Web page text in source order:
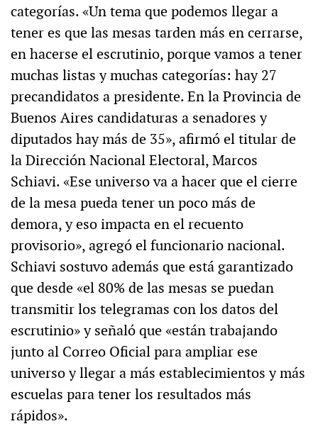
categorías. «Un tema que podemos llegar a
tener es que las mesas tarden más en cerrarse,
en hacerse el escrutinio, porque vamos a tener
muchas listas y muchas categorías: hay 27
precandidatos a presidente. En la Provincia de
Buenos Aires candidaturas a senadores y
diputados hay más de 35», afirmó el titular de
la Dirección Nacional Electoral, Marcos
Schiavi. «Ese universo va a hacer que el cierre
de la mesa pueda tener un poco más de
demora, y eso impacta en el recuento
provisorio», agregó el funcionario nacional.
Schiavi sostuvo además que está garantizado
que desde «el 80% de las mesas se puedan
transmitir los telegramas con los datos del
escrutinio» y señaló que «están trabajando
junto al Correo Oficial para ampliar ese
universo y llegar a más establecimientos y más
escuelas para tener los resultados más
rápidos».